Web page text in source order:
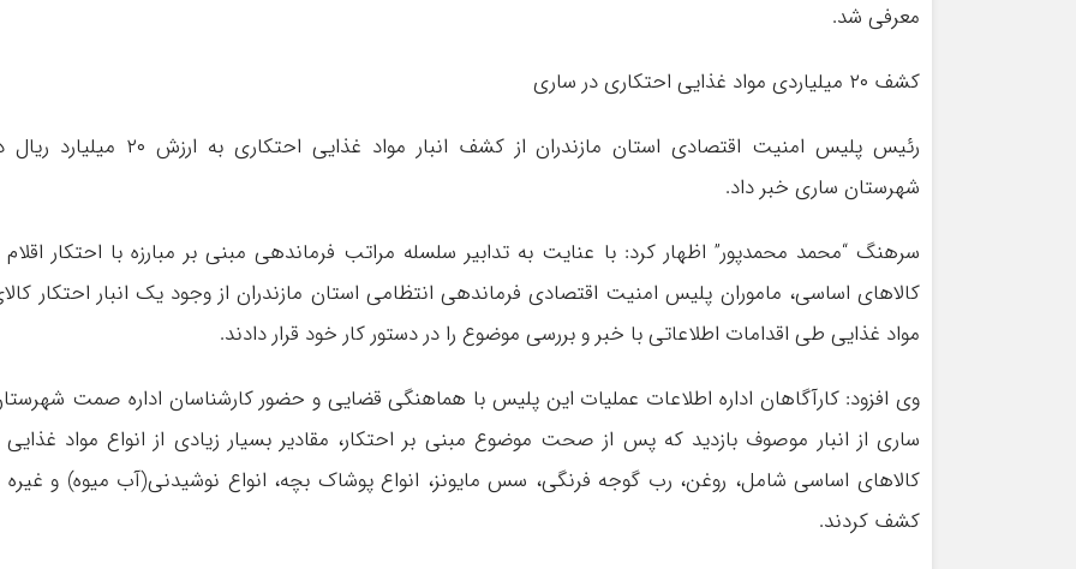
معرفی شد.
کشف ۲۰ میلیاردی مواد غذایی احتکاری در ساری
رئیس پلیس امنیت اقتصادی استان مازندران از کشف انبار مواد غذایی احتکاری به ارزش ۲۰
شهرستان ساری خبر داد.
سرهنگ “محمد محمدپور” اظهار کرد: با عنایت به تدابیر سلسله مراتب فرماندهی مبنی بر مبارزه با احتکار
کالاهای اساسی، ماموران پلیس امنیت اقتصادی فرماندهی انتظامی استان مازندران از وجود یک انبار احتکار
مواد غذایی طی اقدامات اطلاعاتی با خبر و بررسی موضوع را در دستور کار خود قرار دادند.
وی افزود: کارآگاهان اداره اطلاعات عملیات این پلیس با هماهنگی قضایی و حضور کارشناسان اداره صمت
ساری از انبار موصوف بازدید که پس از صحت موضوع مبنی بر احتکار، مقادیر بسیار زیادی از انواع مواد
کالاهای اساسی شامل، روغن، رب گوجه فرنگی، سس مایونز، انواع پوشاک بچه، انواع نوشیدنی(آب میوه) و غیره
کشف کردند.